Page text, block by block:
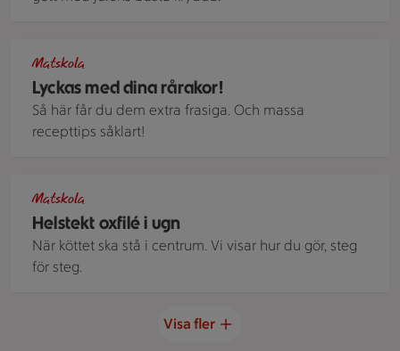
Lyckas med dina rårakor!
Matskola
Så här får du dem extra frasiga. Och massa
recepttips såklart!
Helstekt oxfilé i ugn
Matskola
När köttet ska stå i centrum. Vi visar hur du gör, steg
för steg.
Visa fler